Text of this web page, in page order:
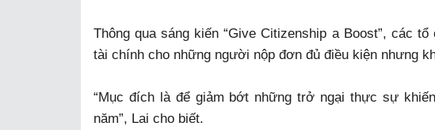
Thông qua sáng kiến “Give Citizenship a Boost”, các
tài chính cho những người nộp đơn đủ điều kiện nhưng
“Mục đích là để giảm bớt những trở ngại thực sự
năm”, Lai cho biết.